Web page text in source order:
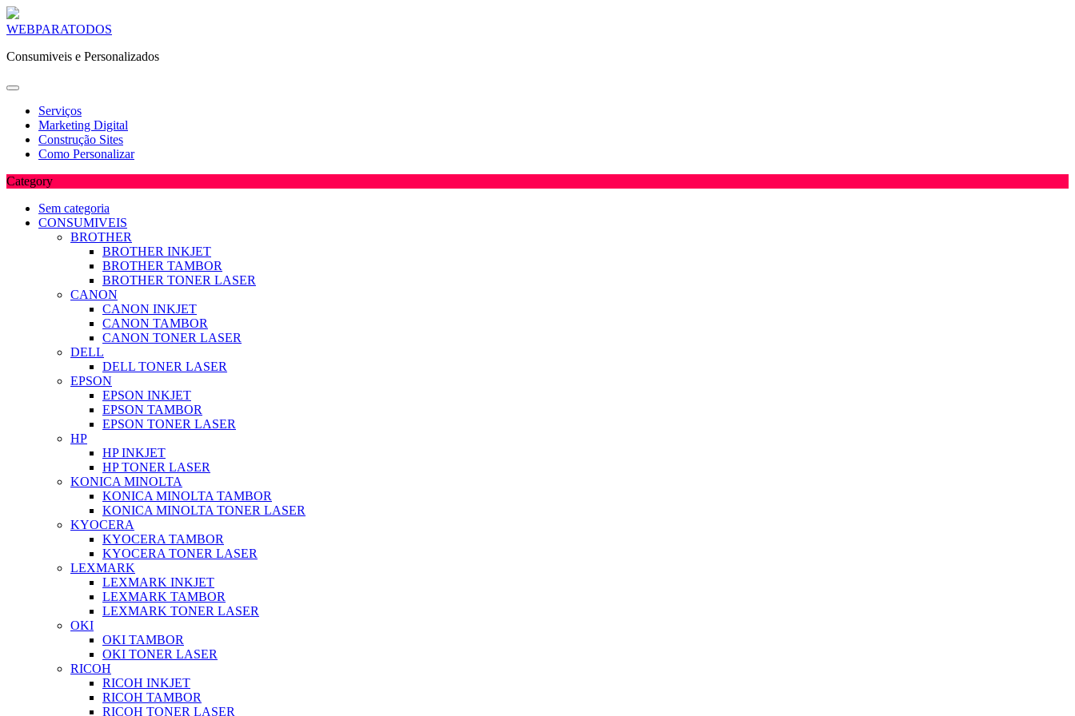
Skip
content
WEBPARATODOS
Consumiveis e Personalizados
Serviços
Marketing Digital
Construção Sites
Como Personalizar
Category
Sem categoria
CONSUMIVEIS
BROTHER
BROTHER INKJET
BROTHER TAMBOR
BROTHER TONER LASER
CANON
CANON INKJET
CANON TAMBOR
CANON TONER LASER
DELL
DELL TONER LASER
EPSON
EPSON INKJET
EPSON TAMBOR
EPSON TONER LASER
HP
HP INKJET
HP TONER LASER
KONICA MINOLTA
KONICA MINOLTA TAMBOR
KONICA MINOLTA TONER LASER
KYOCERA
KYOCERA TAMBOR
KYOCERA TONER LASER
LEXMARK
LEXMARK INKJET
LEXMARK TAMBOR
LEXMARK TONER LASER
OKI
OKI TAMBOR
OKI TONER LASER
RICOH
RICOH INKJET
RICOH TAMBOR
RICOH TONER LASER